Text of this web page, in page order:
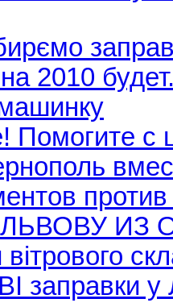
2010
Помогите с
ИЗ
заправки у